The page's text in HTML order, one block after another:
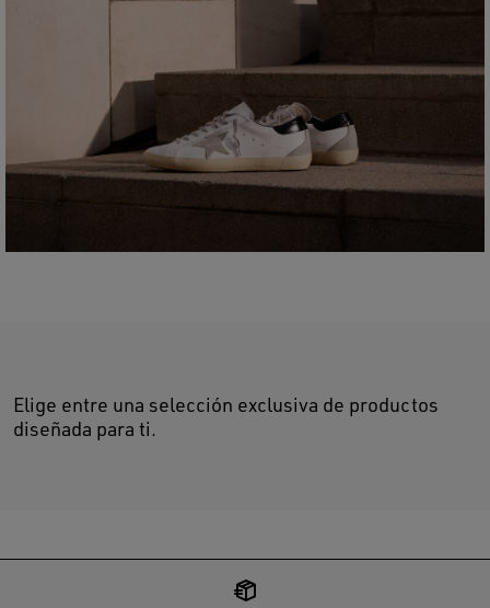
Elige entre una selección exclusiva de productos
diseñada para ti.